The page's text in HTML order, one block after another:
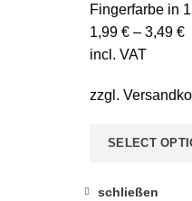
Fingerfarbe in
1,99 € – 3,49 €
incl. VAT
zzgl.
SELECT
schließen